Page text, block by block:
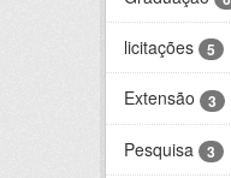
licitações 5
Extensão 3
Pesquisa 3